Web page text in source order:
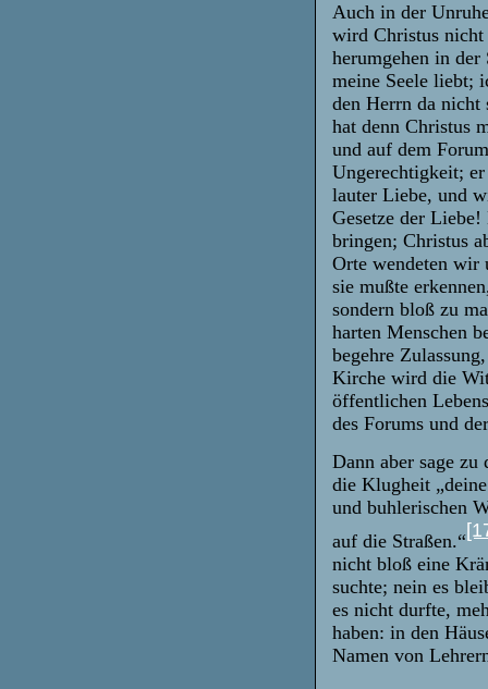
Auch in der
wird Christus
herumgehen in der
meine Seele liebt;
den Herrn da
hat denn Christus
und auf dem
Ungerechtigkeit;
lauter Liebe, und
Gesetze der
bringen; Christus
Orte wendeten wir
sie mußte
sondern bloß zu
harten Menschen
begehre
Kirche wird die
öffentlichen
des Forums und
Dann aber sage zu
die Klugheit
und buhlerischen
auf die Straßen.“
nicht bloß eine
suchte; nein es
es nicht durfte,
haben: in den
Namen von